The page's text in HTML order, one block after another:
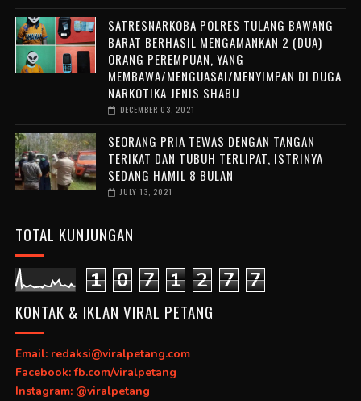
SATRESNARKOBA POLRES TULANG BAWANG
BARAT BERHASIL MENGAMANKAN 2 (DUA)
ORANG PEREMPUAN, YANG
MEMBAWA/MENGUASAI/MENYIMPAN DI DUGA
NARKOTIKA JENIS SHABU
DECEMBER 03, 2021
SEORANG PRIA TEWAS DENGAN TANGAN
TERIKAT DAN TUBUH TERLIPAT, ISTRINYA
SEDANG HAMIL 8 BULAN
JULY 13, 2021
TOTAL KUNJUNGAN
1 0 7 1 2 7 7
KONTAK & IKLAN VIRAL PETANG
Email: redaksi@viralpetang.com
Facebook: fb.com/viralpetang
Instagram: @viralpetang